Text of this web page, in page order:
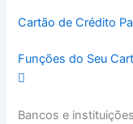
Cartão de Crédito
Funções do Seu
Bancos e